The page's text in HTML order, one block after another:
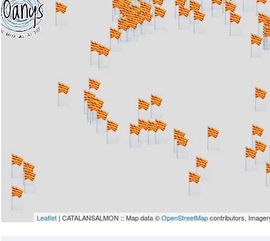
Leaflet | CATALANSALMON :: Map data ©OpenStreetMapcontributors,